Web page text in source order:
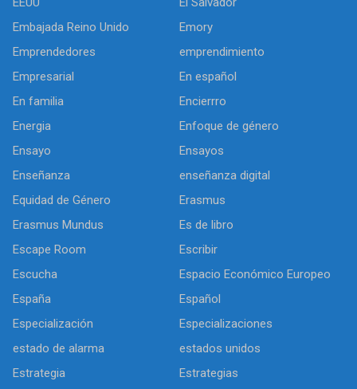
Embajada Reino Unido
Emory
Emprendedores
emprendimiento
Empresarial
En español
En familia
Encierrro
Energia
Enfoque de género
Ensayo
Ensayos
Enseñanza
enseñanza digital
Equidad de Género
Erasmus
Erasmus Mundus
Es de libro
Escape Room
Escribir
Escucha
Espacio Económico Europeo
España
Español
Especialización
Especializaciones
estado de alarma
estados unidos
Estrategia
Estrategias